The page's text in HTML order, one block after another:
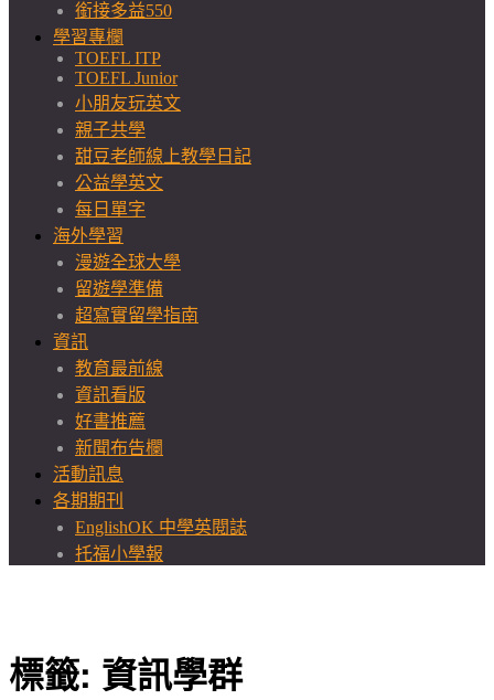
銜接多益550
學習專欄
TOEFL ITP
TOEFL Junior
小朋友玩英文
親子共學
甜豆老師線上教學日記
公益學英文
每日單字
海外學習
漫遊全球大學
留遊學準備
超寫實留學指南
資訊
教育最前線
資訊看版
好書推薦
新聞布告欄
活動訊息
各期期刊
EnglishOK 中學英閱誌
托福小學報
標籤: 資訊學群